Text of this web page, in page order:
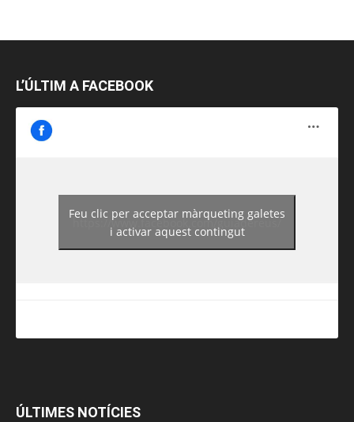
L’ÚLTIM A FACEBOOK
https://www.facebook.com/guiadereus/
Feu clic per acceptar màrqueting galetes
i activar aquest contingut
ÚLTIMES NOTÍCIES